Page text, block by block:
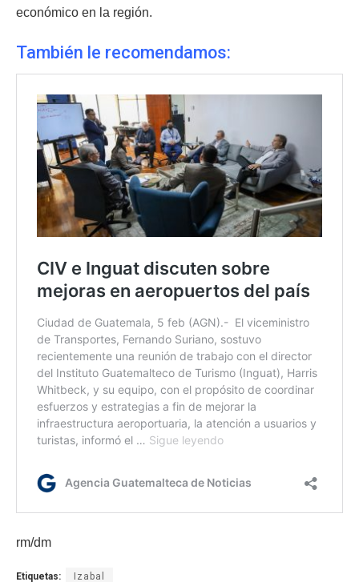
económico en la región.
También le recomendamos:
rm/dm
Etiquetas: Izabal